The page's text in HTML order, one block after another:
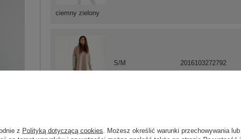
ciemny zielony
S/M 2016103272792
z Polityką dotyczącą cookies . Możesz określić warunki przechowywania lub